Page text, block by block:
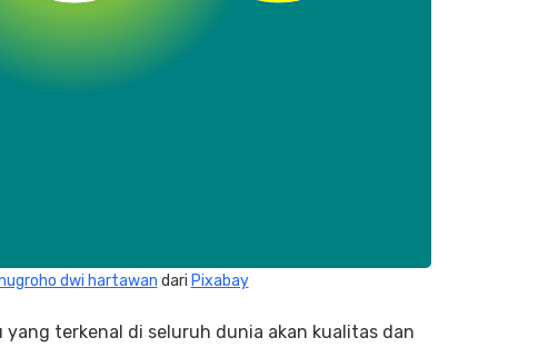
dwi hartawan dari Pixabay
yang terkenal di seluruh dunia akan kualitas dan